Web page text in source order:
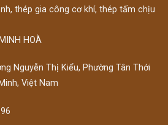
thép gia công cơ khí, thép tấm chịu
HOÀ
Nguyễn Thị Kiểu, Phường Tân Thới
Việt Nam